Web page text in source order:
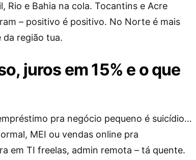
Rio e Bahia na cola. Tocantins e Acre
– positivo é positivo. No Norte é mais
região tua.
juros em 15% e o que
pra negócio pequeno é suicídio…
MEI ou vendas online pra
em TI freelas, admin remota – tá quente.